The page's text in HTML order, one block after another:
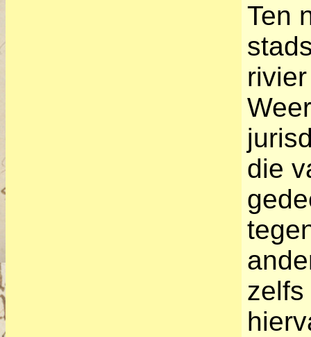
Ten
die
zelfs